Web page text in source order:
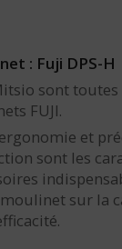
: Fuji DPS-H
sont
FUJI.
et
sont les
sur la